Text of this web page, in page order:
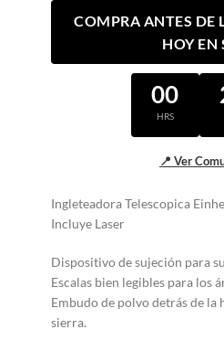
COMPRA ANTES DE
HOY EN
00
HRS
📍 Ver
Ingleteadora Telescopica
Incluye Laser
Dispositivo de sujeción para
Escalas bien legibles para los
Embudo de polvo detrás de
sierra.